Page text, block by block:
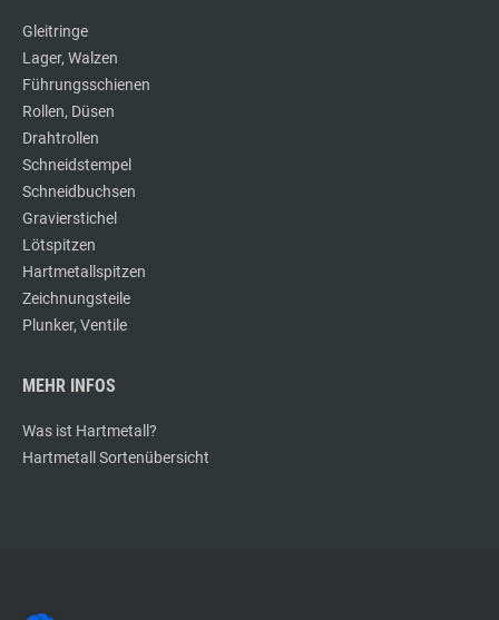
Gleitringe
Lager, Walzen
Führungsschienen
Rollen, Düsen
Drahtrollen
Schneidstempel
Schneidbuchsen
Gravierstichel
Lötspitzen
Hartmetallspitzen
Zeichnungsteile
Plunker, Ventile
MEHR INFOS
Was ist Hartmetall?
Hartmetall Sortenübersicht